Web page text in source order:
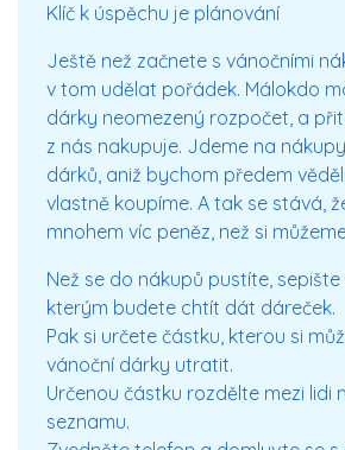
Klíč k úspěchu je plánování
Ještě než začnete s vánočními
v tom udělat pořádek. Málokdo
dárky neomezený rozpočet, a
z nás nakupuje. Jdeme na
dárků, aniž bychom předem
vlastně koupíme. A tak se stává,
mnohem víc peněz, než si
Než se do nákupů pustíte, sepište
kterým budete chtít dát dáreček.
Pak si určete částku, kterou si
vánoční dárky utratit.
Určenou částku rozdělte mezi lidi
seznamu.